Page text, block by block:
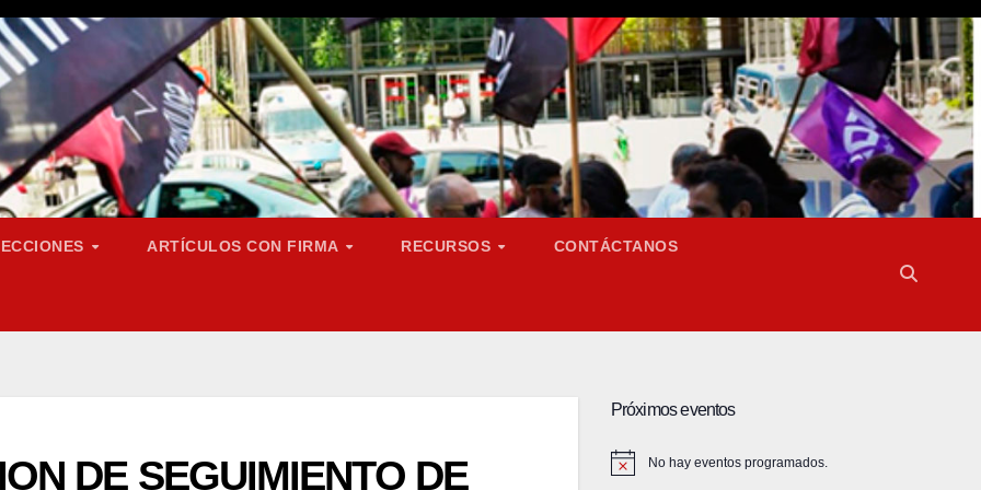
ARTÍCULOS CON FIRMA RECURSOS CONTÁCTANOS
DE SEGUIMIENTO DE
Próximos eventos
No hay eventos programados.